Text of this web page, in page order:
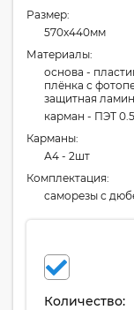
Размер:
570x440мм
Материалы:
основа -
плёнка с
защитная
карман - ПЭТ
Карманы:
А4 - 2шт
Комплектация:
cаморезы с
Количество: